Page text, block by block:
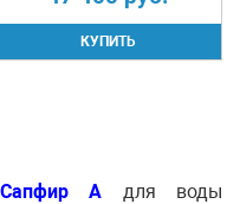
А для воды